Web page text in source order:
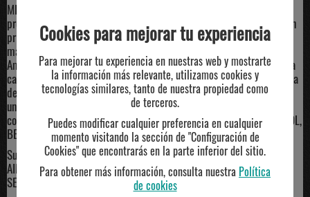
MIZUNO, es una empresa deporttiva para equipamiento de atletas
profesionales y amaters, fundad en 1906 por RICHAR MIZUNO, en un
principio era una tienda de deportes que se dedicaba a la venta de
material de golf y baloncesto procedente de los Estados Unidos de
America, debido a su disconformidad con lo que vendía dada su baja
calidad, llegó a un acuerdo con fabricantes de la zona para crear ropa
deportiva de altisima calidad, asi es como nació MIZUNO, ahora es
una multinacional global que realiza incursiones en varios deportes
como el GOLF, BALONCESTO, TENIS, VOLEIBOL, BALONMANO, FUTBOL,
BEÍSBOL ETC.
Sus iconos mas importantes son y han sido, IVAN LENDL, PABLO
AIMAR, PATRICK KLUIVERT, ROQUE SANTA CRUZ, RIVALDO AYRTON
SENNA, etc
Cookies para mejorar tu experiencia
Para mejorar tu experiencia en nuestras web y mostrarte
la información más relevante, utilizamos cookies y
tecnologías similares, tanto de nuestra propiedad como
de terceros.
Puedes modificar cualquier preferencia en cualquier
momento visitando la sección de "Configuración de
Cookies" que encontrarás en la parte inferior del sitio.
Para obtener más información, consulta nuestra Política
de cookies